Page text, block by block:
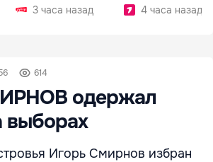
3 часа назад
4 часа назад
614
одержал
выборах
Игорь Смирнов избран